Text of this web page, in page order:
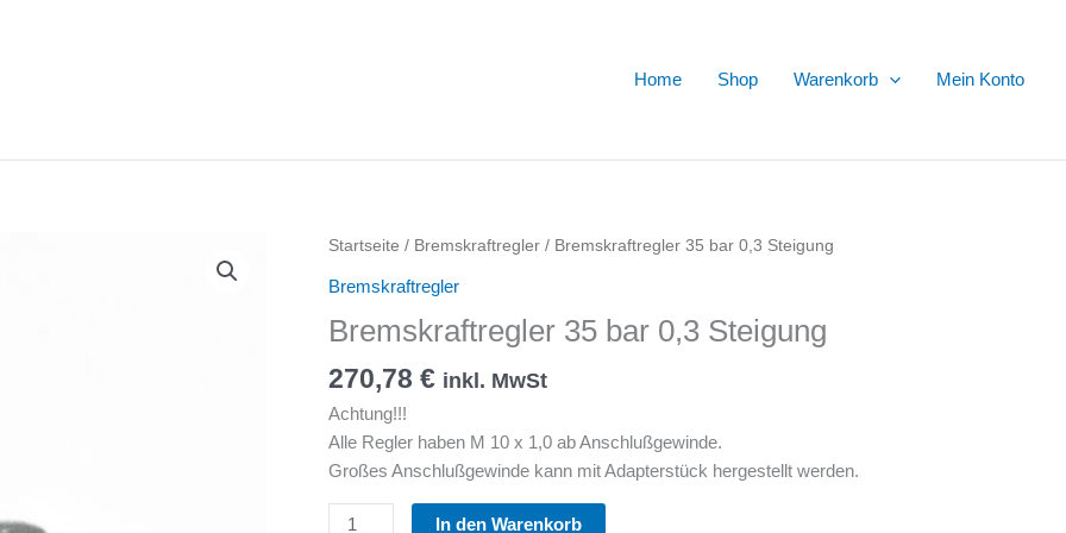
Home Shop Warenkorb Mein Konto
Startseite / Bremskraftregler / Bremskraftregler 35 bar 0,3 Steigung
Bremskraftregler
Bremskraftregler 35 bar 0,3 Steigung
270,78€ inkl. MwSt
Achtung!!!
Alle Regler haben M 10 x 1,0 ab Anschlußgewinde.
Großes Anschlußgewinde kann mit Adapterstück hergestellt werden.
BremskraftreglerIn den Warenkorb